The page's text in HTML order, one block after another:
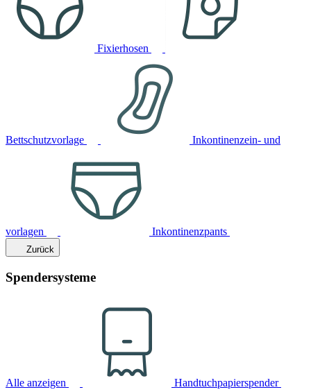
Fixierhosen
Bettschutzvorlage Inkontinenzein- und
vorlagen Inkontinenzpants
Zurück
Spendersysteme
Alle anzeigen Handtuchpapierspender